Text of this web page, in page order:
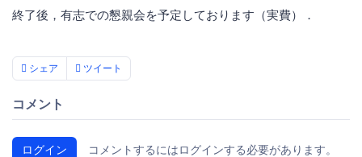
終了後，有志での懇親会を予定しております（実費）．
シェア ツイート
コメント
ログイン コメントするにはログインする必要があります。